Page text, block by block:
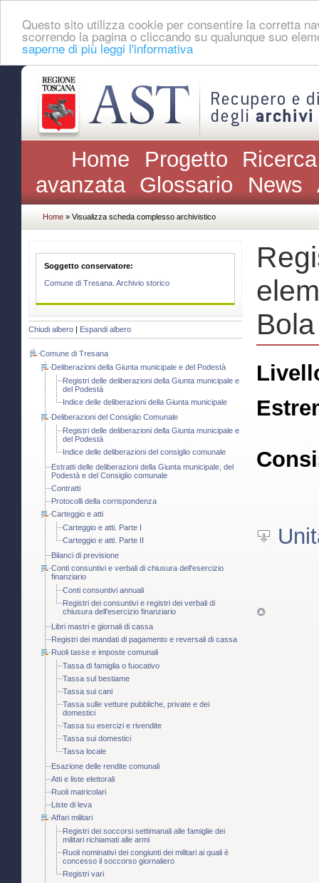
Questo sito utilizza cookie per consentire la corretta
scorrendo la pagina o cliccando su qualunque suo
saperne di più leggi l'informativa
Home Progetto
avanzata Glossario News
Home » Visualizza scheda complesso archivistico
Soggetto conservatore:
Comune di Tresana. Archivio storico
Chiudi albero Espandi albero
Comune di Tresana
Deliberazioni della Giunta municipale e del Podestà
Registri delle deliberazioni della Giunta municipale e
del Podestà
Indice delle deliberazioni della Giunta municipale
Deliberazioni del Consiglio Comunale
Registri delle deliberazioni della Giunta municipale e
del Podestà
Indice delle deliberazioni del consiglio comunale
Estratti delle deliberazioni della Giunta municipale, del
Podestà e del Consiglio comunale
Contratti
Protocolli della corrispondenza
Carteggio e atti
Carteggio e atti. Parte I
Carteggio e atti. Parte II
Bilanci di previsione
Conti consuntivi e verbali di chiusura dell'esercizio
finanziario
Conti consuntivi annuali
Registri dei consuntivi e registri dei verbali di
chiusura dell'esercizio finanziario
Libri mastri e giornali di cassa
Registri dei mandati di pagamento e reversali di cassa
Ruoli tasse e imposte comunali
Tassa di famiglia o fuocativo
Tassa sul bestiame
Tassa sui cani
Tassa sulle vetture pubbliche, private e dei
domestici
Tassa su esercizi e rivendite
Tassa sui domestici
Tassa locale
Esazione delle rendite comunali
Atti e liste elettorali
Ruoli matricolari
Liste di leva
Affari militari
Registri dei soccorsi settimanali alle famiglie dei
militari richiamati alle armi
Ruoli nominativi dei congiunti dei militari ai quali è
concesso il soccorso giornaliero
Registri vari
Bola